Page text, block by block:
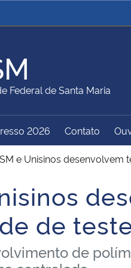
Ministério da Justiça e
Ministério da Educação
Ministério do Turismo
Gabinete de Segurança
Institucional
Federal de Santa Maria
Sítio2026 Contato
e Unisinos
de
de